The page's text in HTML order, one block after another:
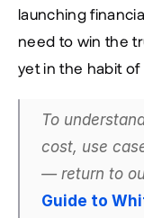
launching
need to win the
yet in the habit
To
cost, use
— return to
Guide to